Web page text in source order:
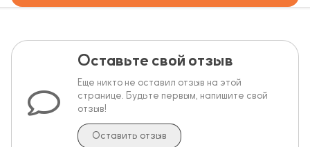
Оставьте свой отзыв
Еще никто не оставил отзыв на этой
странице. Будьте первым, напишите свой
отзыв!
Оставить отзыв